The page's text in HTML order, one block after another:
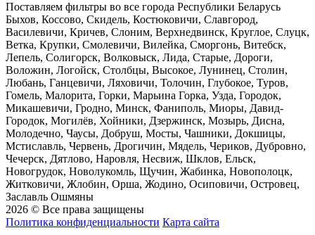
Поставляем фильтры во все города Республики Беларусь
Быхов, Коссово, Скидель, Костюковичи, Славгород,
Василевичи, Кричев, Слоним, Верхнедвинск, Круглое, Слуцк,
Ветка, Крупки, Смолевичи, Вилейка, Сморгонь, Витебск,
Лепель, Солигорск, Волковыск, Лида, Старые, Дороги,
Воложин, Логойск, Столбцы, Высокое, Лунинец, Столин,
Любань, Ганцевичи, Ляховичи, Толочин, Глубокое, Туров,
Гомель, Малорита, Горки, Марьина Горка, Узда, Городок,
Микашевичи, Гродно, Минск, Фаниполь, Миоры, Давид-
Городок, Могилёв, Хойники, Дзержинск, Мозырь, Дисна,
Молодечно, Чаусы, Добруш, Мосты, Чашники, Докшицы,
Мстиславль, Червень, Дрогичин, Мядель, Чериков, Дубровно,
Чечерск, Дятлово, Наровля, Несвиж, Шклов, Ельск,
Новогрудок, Новолукомль, Щучин, Жабинка, Новополоцк,
Житковичи, Жлобин, Орша, Жодино, Осиповичи, Островец,
Заславль Ошмяны
2026 © Все права защищены
Политика конфиденциальности Карта сайта